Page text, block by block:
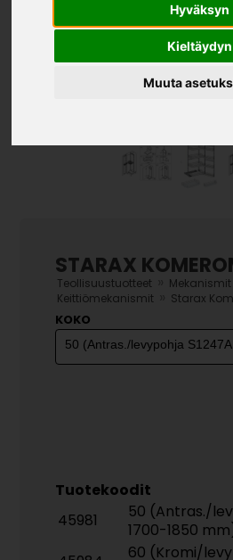
Hyväksyn
Kieltäydyn
Muuta
STARAX
Teollisuustuotteet Mekanismit
Keittiömekanismit Starax
KOKO
Tuotekoodit
45981
50 (Antras./
1700-1850
60 (Kromi/